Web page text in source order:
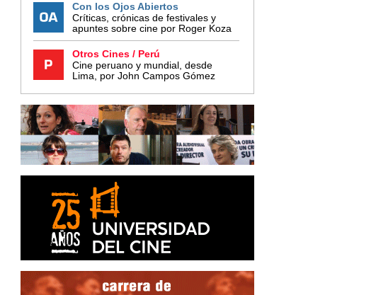
Con los Ojos Abiertos
Críticas, crónicas de festivales y
apuntes sobre cine por Roger Koza
Otros Cines / Perú
Cine peruano y mundial, desde
Lima, por John Campos Gómez